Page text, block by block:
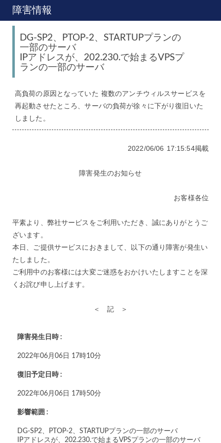
障害情報
DG-SP2、PTOP-2、STARTUPプランの
一部のサーバ
IPアドレスが、202.230.で始まるVPSプ
ランの一部のサーバ
高負荷の原因となっていた 複数のアンチウィルスサービスを
再起動させたところ、サーバの負荷が徐々に下がり復旧いた
しました。
2022/06/06 17:15:54掲載
障害発生のお知らせ
お客様各位
平素より、弊社サービスをご利用いただき、誠にありがとうご
ざいます。
本日、ご提供サービスにおきまして、以下の通り障害が発生い
たしました。
ご利用中のお客様には大変ご迷惑をおかけいたしますことを深
くお詫び申し上げます。
＜ 記 ＞
障害発生日時 :
2022年06月06日 17時10分
復旧予定日時 :
2022年06月06日 17時50分
影響範囲 :
DG-SP2、PTOP-2、STARTUPプランの一部のサーバ
IPアドレスが、202.230.で始まるVPSプランの一部のサーバ